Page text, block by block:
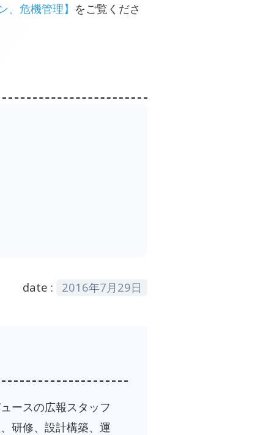
危機管理】 をご覧くださ
date : 2016年7月29日
ースの広報スタッフ
研修、設計構築、運